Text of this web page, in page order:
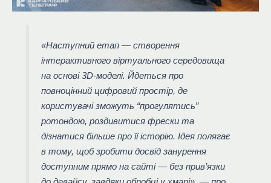
«Наступний етап — створення
інтерактивного віртуального середовища
на основі 3D-моделі. Йдеться про
повноцінний цифровий простір, де
користувачі зможуть “прогулятись”
ротондою, роздивитися фрески та
дізнатися більше про її історію. Ідея полягає
в тому, щоб зробити досвід занурення
доступним прямо на сайті — без прив’язки